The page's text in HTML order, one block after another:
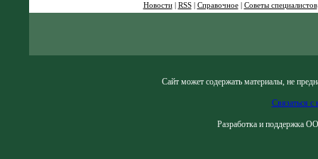
Новости| RSS| Справочное| Советы специалистов
Сайт может содержать материалы, не
Связаться с
Разработка и